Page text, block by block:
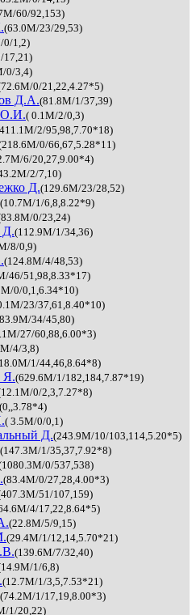
60/92,153)
(63.0M/23/29,53)
0/1,2)
17,21)
0/3,4)
0/21,22,4.27*5)
Д.А.(81.8M/1/37,39)
О.И.( 0.1M/2/0,3)
2/95,98,7.70*18)
0/66,67,5.28*11)
6/20,27,9.00*4)
2/7,10)
Д.(129.6M/23/28,52)
(10.7M/1/6,8,8.22*9)
0/23,24)
Д.(112.9M/1/34,36)
8/0,9)
(124.8M/4/48,53)
46/51,98,8.33*17)
0/0,1,6.34*10)
23/37,61,8.40*10)
34/45,80)
27/60,88,6.00*3)
4/3,8)
1/44,46,8.64*8)
Я.(629.6M/1/182,184,7.87*19)
0/2,3,7.27*8)
(0,,3.78*4)
( 3.5M/0/0,1)
Д.(243.9M/10/103,114,5.20*5)
(147.3M/1/35,37,7.92*8)
0/537,538)
(83.4M/0/27,28,4.00*3)
51/107,159)
4/17,22,8.64*5)
(22.8M/5/9,15)
(29.4M/1/12,14,5.70*21)
(139.6M/7/32,40)
1/6,8)
(12.7M/1/3,5,7.53*21)
(74.2M/1/17,19,8.00*3)
1/20,22)